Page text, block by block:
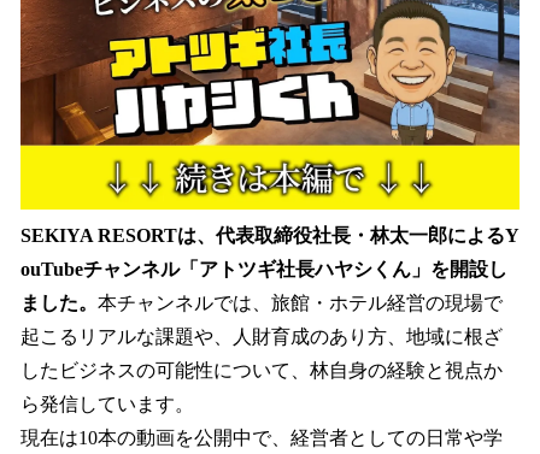
み
中
す
SEKIYA RESORTは、代表取締役社長・林太一郎によるY
ouTubeチャンネル「アトツギ社長ハヤシくん」を開設し
ました。 本チャンネルでは、旅館・ホテル経営の現場で
起こるリアルな課題や、人財育成のあり方、地域に根ざ
したビジネスの可能性について、林自身の経験と視点か
ら発信しています。
現在は10本の動画を公開中で、経営者としての日常や学